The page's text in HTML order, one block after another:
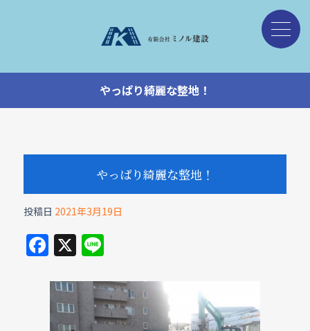
やっぱり綺麗な整地！
やっぱり綺麗な整地！
投稿日 2021年3月19日
F
a
c
e
X Li
e